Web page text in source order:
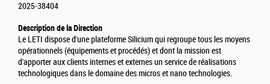
2025-38404
Description de la Direction
Le LETI dispose d'une plateforme Silicium qui regroupe tous les moyens
opérationnels (équipements et procédés) et dont la mission est
d'apporter aux clients internes et externes un service de réalisations
technologiques dans le domaine des micros et nano technologies.